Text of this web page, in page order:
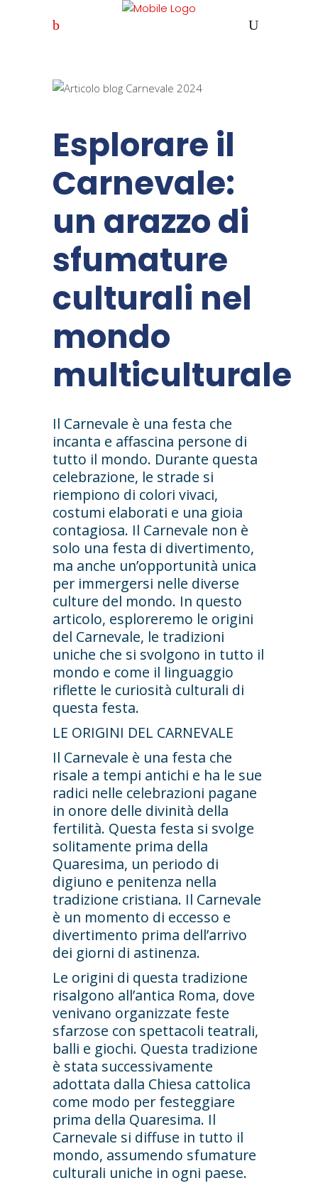
Esplorare il
Carnevale:
un arazzo di
sfumature
culturali nel
mondo
multiculturale
Il Carnevale è una festa che
incanta e affascina persone di
tutto il mondo. Durante questa
celebrazione, le strade si
riempiono di colori vivaci,
costumi elaborati e una gioia
contagiosa. Il Carnevale non è
solo una festa di divertimento,
ma anche un’opportunità unica
per immergersi nelle diverse
culture del mondo. In questo
articolo, esploreremo le origini
del Carnevale, le tradizioni
uniche che si svolgono in tutto il
mondo e come il linguaggio
riflette le curiosità culturali di
questa festa.
LE ORIGINI DEL CARNEVALE
Il Carnevale è una festa che
risale a tempi antichi e ha le sue
radici nelle celebrazioni pagane
in onore delle divinità della
fertilità. Questa festa si svolge
solitamente prima della
Quaresima, un periodo di
digiuno e penitenza nella
tradizione cristiana. Il Carnevale
è un momento di eccesso e
divertimento prima dell’arrivo
dei giorni di astinenza.
Le origini di questa tradizione
risalgono all’antica Roma, dove
venivano organizzate feste
sfarzose con spettacoli teatrali,
balli e giochi. Questa tradizione
è stata successivamente
adottata dalla Chiesa cattolica
come modo per festeggiare
prima della Quaresima. Il
Carnevale si diffuse in tutto il
mondo, assumendo sfumature
culturali uniche in ogni paese.